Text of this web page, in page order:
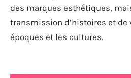
des marques esthétiques,
transmission d’histoires et de
époques et les cultures.